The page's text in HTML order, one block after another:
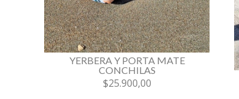
YERBERA Y PORTA MATE
CONCHILAS
$25.900,00